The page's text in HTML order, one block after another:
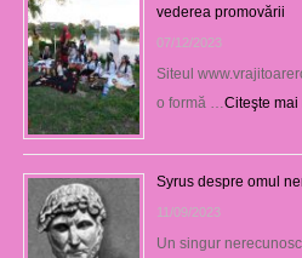
vederea promovării
07/12/2023
Siteul
o formă … Citeşte mai
Syrus despre omul
11/09/2023
Un singur